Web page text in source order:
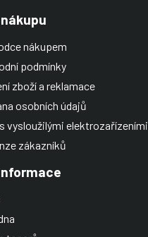
nákupem
podmínky
zboží a reklamace
osobních údajů
vysloužilými elektrozařízeními
zákazníků